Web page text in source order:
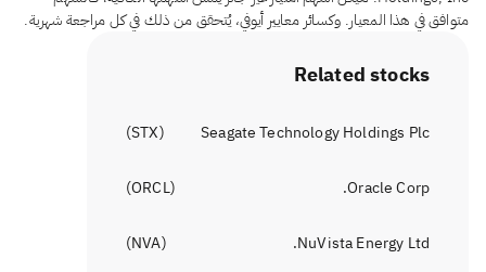
متوافق في هذا المعيار. وكسائر معايير أيوفي، يُتحقق من ذلك في كل مراجعة شهرية.
Related stocks
Seagate Technology Holdings Plc
(
STX
)
Oracle Corp.
(
ORCL
)
NuVista Energy Ltd.
(
NVA
)